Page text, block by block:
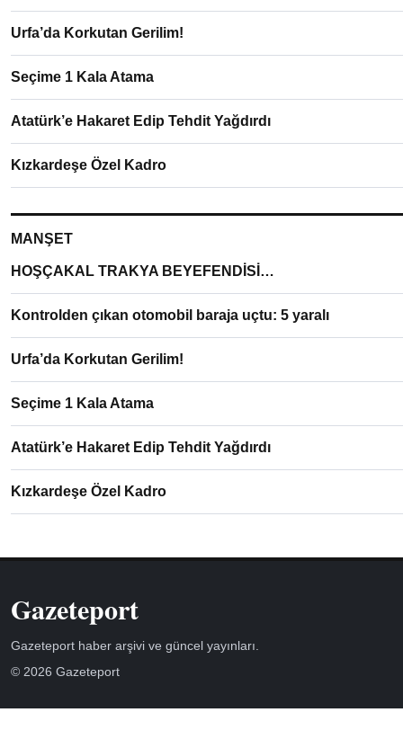
Urfa’da Korkutan Gerilim!
Seçime 1 Kala Atama
Atatürk’e Hakaret Edip Tehdit Yağdırdı
Kızkardeşe Özel Kadro
MANŞET
HOŞÇAKAL TRAKYA BEYEFENDİSİ…
Kontrolden çıkan otomobil baraja uçtu: 5 yaralı
Urfa’da Korkutan Gerilim!
Seçime 1 Kala Atama
Atatürk’e Hakaret Edip Tehdit Yağdırdı
Kızkardeşe Özel Kadro
Gazeteport
Gazeteport haber arşivi ve güncel yayınları.
© 2026 Gazeteport